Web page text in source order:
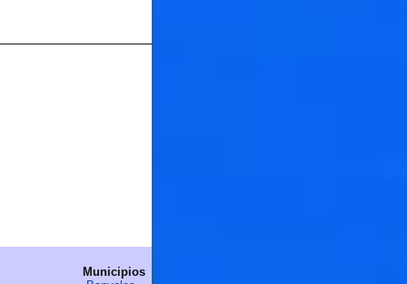
Municipios